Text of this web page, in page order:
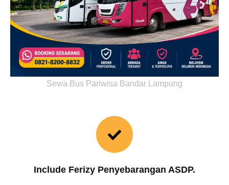
Sewa Bus Pariwisa Bandar Lampung
Include Ferizy Penyebarangan ASDP.